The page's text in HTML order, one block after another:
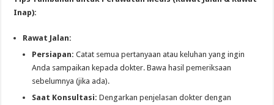
Inap):
Rawat Jalan:
Persiapan: Catat semua pertanyaan atau keluhan yang ingin
Anda sampaikan kepada dokter. Bawa hasil pemeriksaan
sebelumnya (jika ada).
Saat Konsultasi: Dengarkan penjelasan dokter dengan